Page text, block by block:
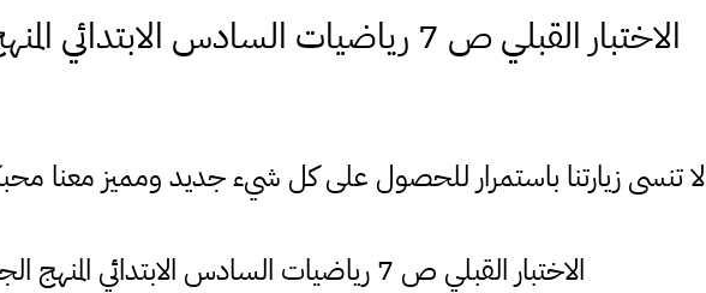
الاختبار القبلي ص 7 رياضيات السادس الابتدائي المنهج الجديد 2021
لا تنسى زيارتنا باستمرار للحصول على كل شيء جديد ومميز معنا
الاختبار القبلي ص 7 رياضيات السادس الابتدائي المنهج الجديد 2021